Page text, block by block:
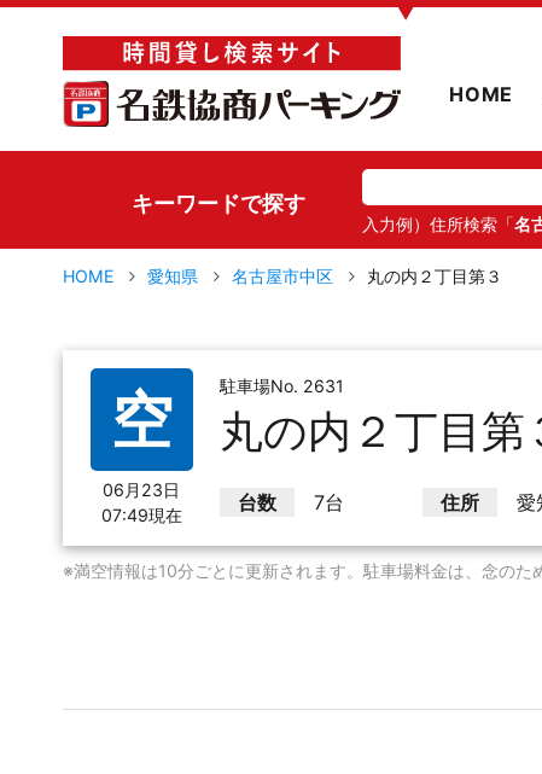
▼
HOME
キーワードで探す
入力例）住所検索「名
HOME 愛知県 名古屋市中区 丸の内２丁目第３
空
06月23日
07:49現在
駐車場No. 2631
丸の内２丁目第
台数 7台 住所 愛
※満空情報は10分ごとに更新されます。駐車場料金は、念のた